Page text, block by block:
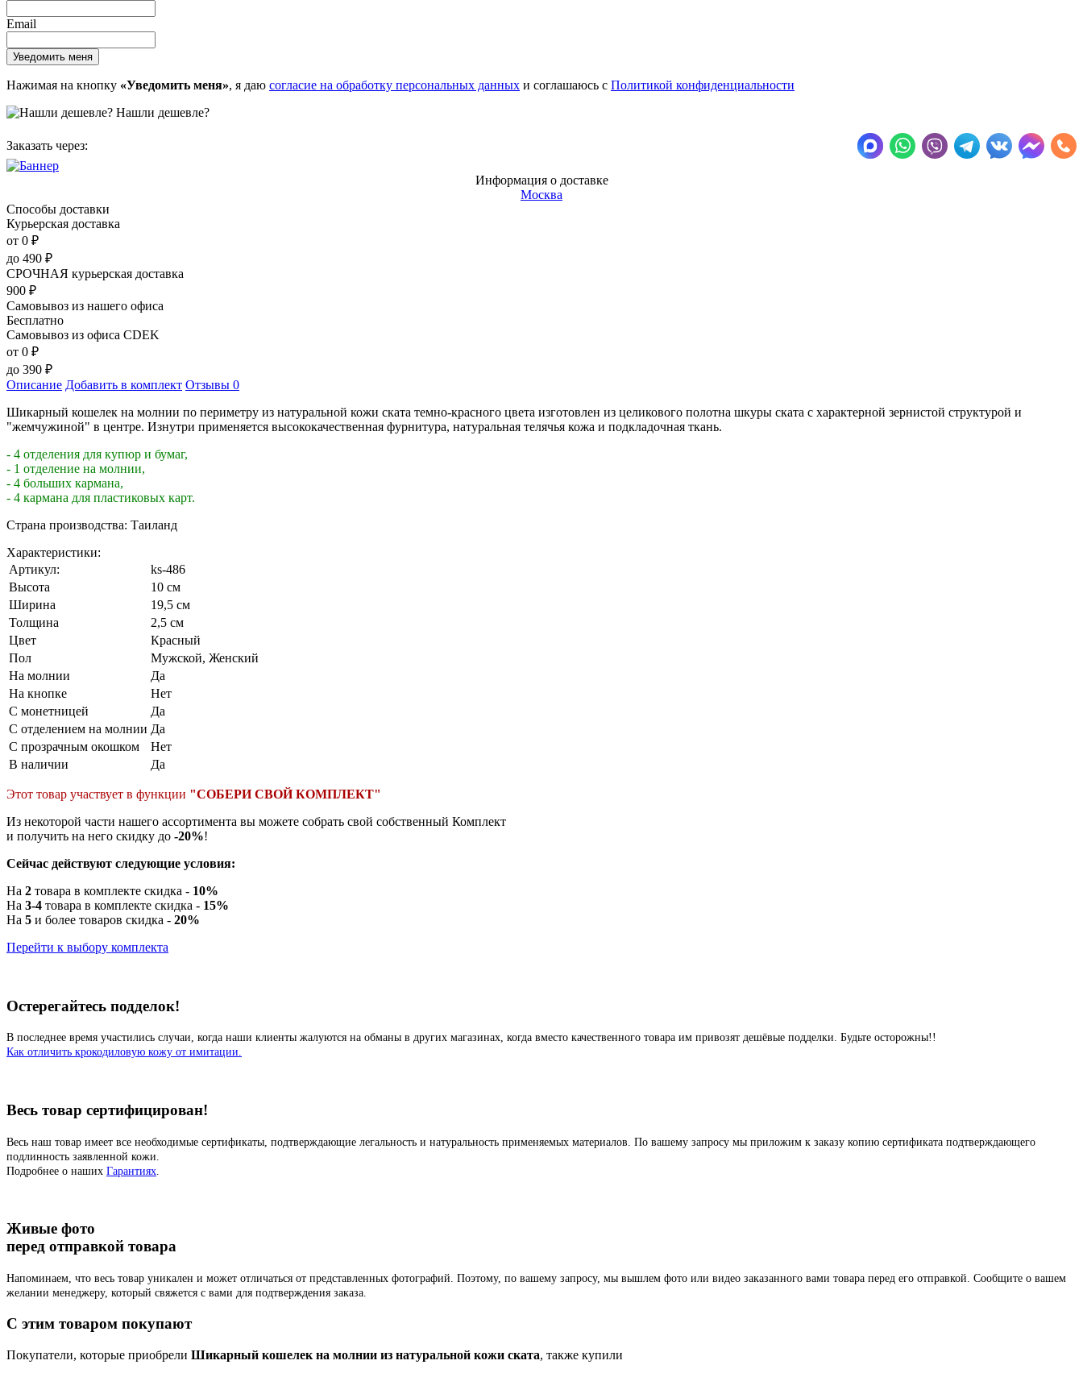
Email
Нажимая на кнопку «Уведомить меня», я даю согласие на обработку персональных данных и соглашаюсь с Политикой конфиденциальности
Нашли дешевле?
Заказать через:
Информация о доставке
Москва
Способы доставки
Курьерская доставка
от 0 ₽
до 490 ₽
СРОЧНАЯ курьерская доставка
900 ₽
Самовывоз из нашего офиса
Бесплатно
Самовывоз из офиса CDEK
от 0 ₽
до 390 ₽
Описание Добавить в комплект Отзывы 0
Шикарный кошелек на молнии по периметру из натуральной кожи ската темно-красного цвета изготовлен из целикового полотна шкуры ската с характерной зернистой структурой и
"жемчужиной" в центре. Изнутри применяется высококачественная фурнитура, натуральная телячья кожа и подкладочная ткань.
- 4 отделения для купюр и бумаг,
- 1 отделение на молнии,
- 4 больших кармана,
- 4 кармана для пластиковых карт.
Страна производства: Таиланд
Характеристики:
Артикул:
ks-486
Высота
10 см
Ширина
19,5 см
Толщина
2,5 см
Цвет
Красный
Пол
Мужской, Женский
На молнии
Да
На кнопке
Нет
С монетницей
Да
С отделением на молнии Да
С прозрачным окошком
Нет
В наличии
Да
Этот товар участвует в функции "СОБЕРИ СВОЙ КОМПЛЕКТ"
Из некоторой части нашего ассортимента вы можете собрать свой собственный Комплект
и получить на него скидку до -20%!
Сейчас действуют следующие условия:
На 2 товара в комплекте скидка - 10%
На 3-4 товара в комплекте скидка - 15%
На 5 и более товаров скидка - 20%
Перейти к выбору комплекта
Остерегайтесь подделок!
В последнее время участились случаи, когда наши клиенты жалуются на обманы в других магазинах, когда вместо качественного товара им привозят дешёвые подделки. Будьте осторожны!!
Как отличить крокодиловую кожу от имитации.
Весь товар сертифицирован!
Весь наш товар имеет все необходимые сертификаты, подтверждающие легальность и натуральность применяемых материалов. По вашему запросу мы приложим к заказу копию сертификата подтверждающего
подлинность заявленной кожи.
Подробнее о наших Гарантиях
Живые фото
перед отправкой товара
Напоминаем, что весь товар уникален и может отличаться от представленных фотографий. Поэтому, по вашему запросу, мы вышлем фото или видео заказанного вами товара перед его отправкой. Сообщите о вашем
желании менеджеру, который свяжется с вами для подтверждения заказа.
C этим товаром покупают
Покупатели, которые приобрели Шикарный кошелек на молнии из натуральной кожи ската, также купили